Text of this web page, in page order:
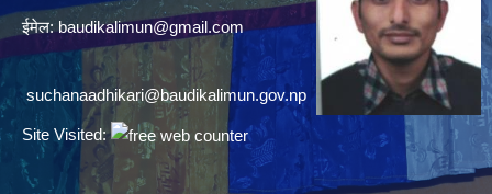
ईमेल: baudikalimun@gmail.com
suchanaadhikari@baudikalimun.gov.np
Site Visited: